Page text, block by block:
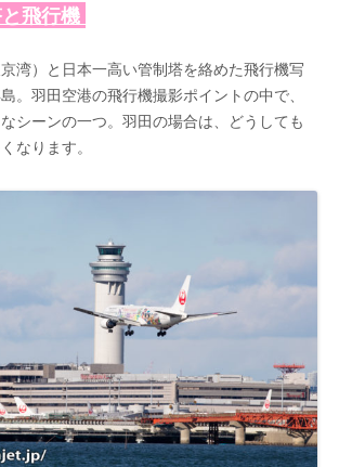
飛行機
湾）と日本一高い管制塔を絡めた飛行機写
。羽田空港の飛行機撮影ポイントの中で、
シーンの一つ。羽田の場合は、どうしても
なります。